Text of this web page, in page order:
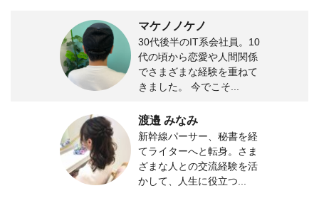
マケノノケノ
30代後半のIT系会社員。10
代の頃から恋愛や人間関係
でさまざまな経験を重ねて
きました。 今でこそ...
渡邉 みなみ
新幹線パーサー、秘書を経
てライターへと転身。さま
ざまな人との交流経験を活
かして、人生に役立つ...